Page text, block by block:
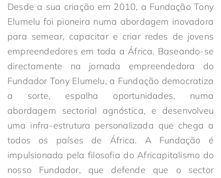
Desde a sua criação em 2010, a Fundação Tony
Elumelu foi pioneira numa abordagem inovadora
para semear, capacitar e criar redes de jovens
empreendedores em toda a África. Baseando-se
directamente na jornada empreendedora do
Fundador Tony Elumelu, a Fundação democratiza
a sorte, espalha oportunidades, numa
abordagem sectorial agnóstica, e desenvolveu
uma infra-estrutura personalizada que chega a
todos os países de África. A Fundação é
impulsionada pela filosofia do Africapitalismo do
nosso Fundador, que defende que o sector